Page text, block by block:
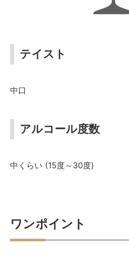
テイスト
中口
アルコール度数
中くらい (15度～30度)
ワンポイント